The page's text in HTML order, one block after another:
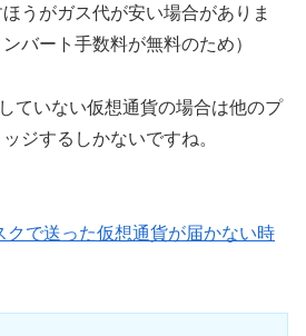
うがガス代が安い場合がありま
バート手数料が無料のため）
ていない仮想通貨の場合は他のプ
ジするしかないですね。
クで送った仮想通貨が届かない時